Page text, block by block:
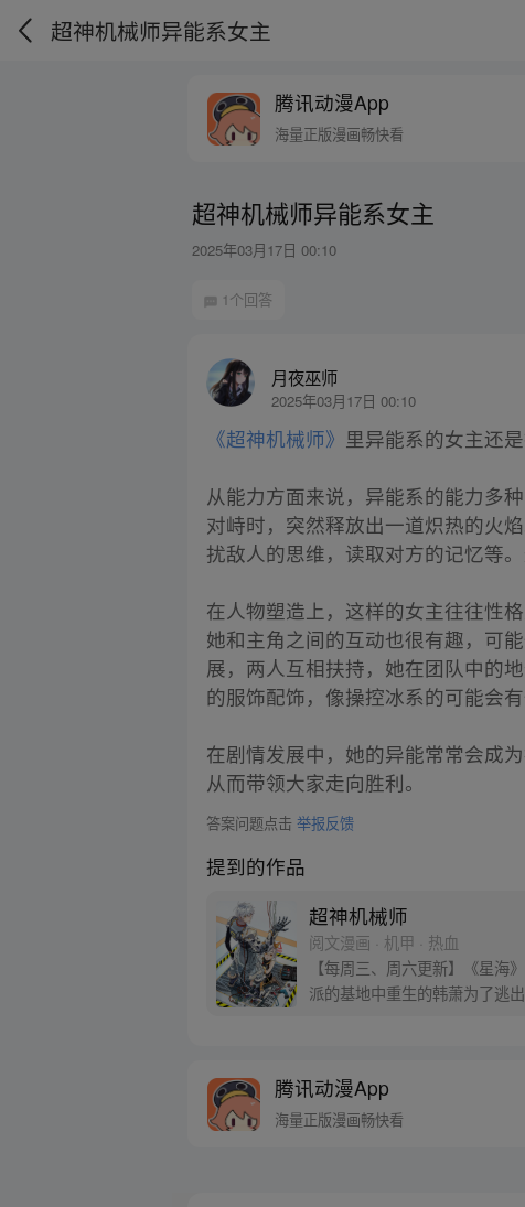
超神机械师异能系女主
腾讯动漫App
海量正版漫画畅快看
超神机械师异能系女主
2025年03月17日 00:10
1个回答
月夜巫师
2025年03月17日 00:10
《超神机械师》 里异能系的女主还是
从能力方面来说，异能系的能力多
对峙时，突然释放出一道炽热的火
扰敌人的思维，读取对方的记忆等
在人物塑造上，这样的女主往往性
她和主角之间的互动也很有趣，可
展，两人互相扶持，她在团队中的
的服饰配饰，像操控冰系的可能会
在剧情发展中，她的异能常常会成
从而带领大家走向胜利。
答案问题点击举报反馈
提到的作品
超神机械师
阅文漫画 · 机甲 · 热血
【每周三、周六更新】《星
派的基地中重生的韩萧为了逃
腾讯动漫App
海量正版漫画畅快看